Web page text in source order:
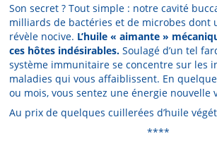
Son secret ? Tout simple : notre cavité
milliards de bactéries et de microbes dont
révèle nocive. L’huile « aimante »
ces hôtes indésirables. Soulagé d’un tel
système immunitaire se concentre sur les
maladies qui vous affaiblissent. En
ou mois, vous sentez une énergie nouvelle
Au prix de quelques cuillerées d’huile
****